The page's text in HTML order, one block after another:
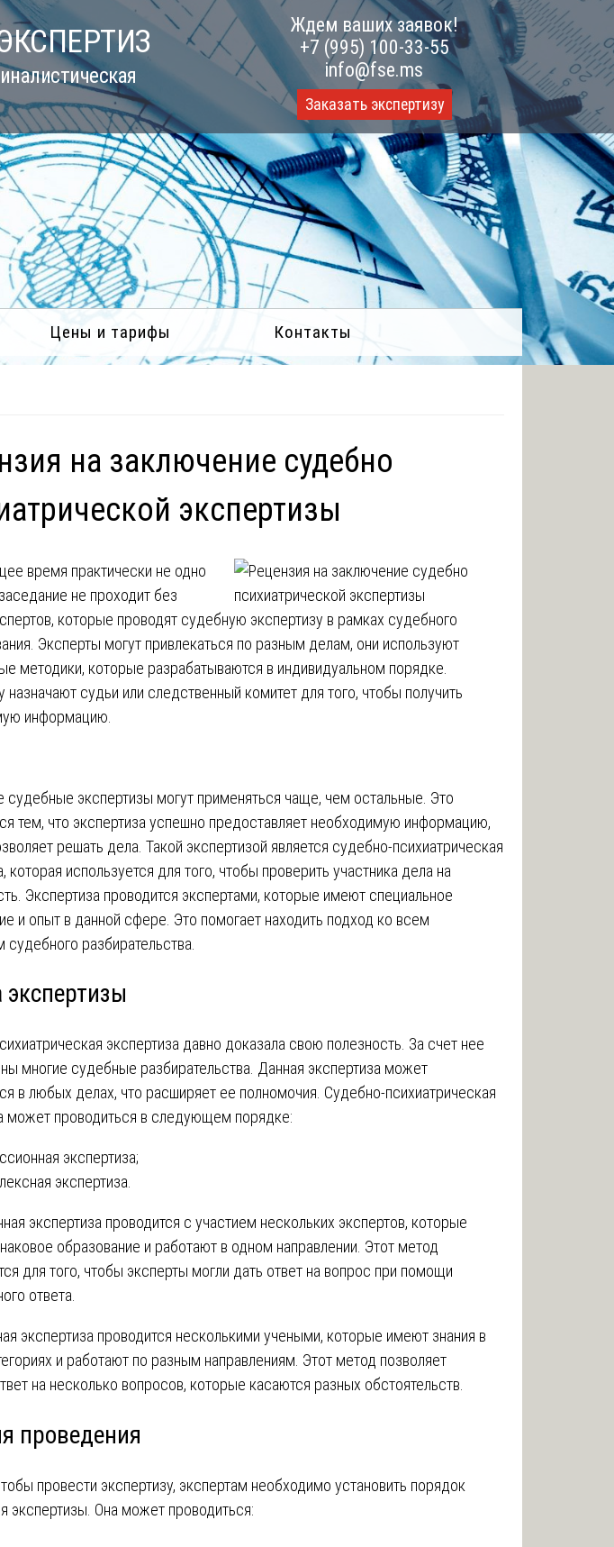
Ждем ваших заявок!
+7 (995) 100-33-55
info@fse.ms
Заказать экспертизу
Цены и тарифы Контакты
на заключение судебно
экспертизы
время практически не одно
не проходит без
которые проводят судебную экспертизу в рамках судебного
Эксперты могут привлекаться по разным делам, они используют
методики, которые разрабатываются в индивидуальном порядке.
назначают судьи или следственный комитет для того, чтобы получить
информацию.
судебные экспертизы могут применяться чаще, чем остальные. Это
тем, что экспертиза успешно предоставляет необходимую информацию,
решать дела. Такой экспертизой является судебно-психиатрическая
которая используется для того, чтобы проверить участника дела на
Экспертиза проводится экспертами, которые имеют специальное
и опыт в данной сфере. Это помогает находить подход ко всем
судебного разбирательства.
экспертизы
экспертиза давно доказала свою полезность. За счет нее
многие судебные разбирательства. Данная экспертиза может
в любых делах, что расширяет ее полномочия. Судебно-психиатрическая
может проводиться в следующем порядке:
экспертиза;
экспертиза.
экспертиза проводится с участием нескольких экспертов, которые
образование и работают в одном направлении. Этот метод
для того, чтобы эксперты могли дать ответ на вопрос при помощи
ответа.
экспертиза проводится несколькими учеными, которые имеют знания в
и работают по разным направлениям. Этот метод позволяет
на несколько вопросов, которые касаются разных обстоятельств.
проведения
провести экспертизу, экспертам необходимо установить порядок
экспертизы. Она может проводиться: